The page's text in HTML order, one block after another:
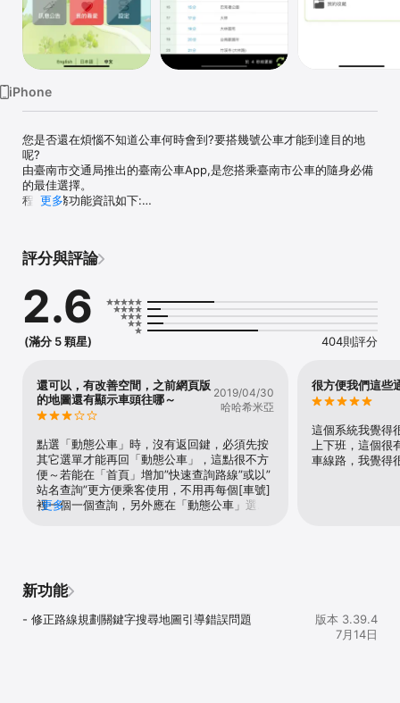
iPhone
您是否還在煩惱不知道公車何時會到?要搭幾號公車才能到達目的地
呢?
由臺南市交通局推出的臺南公車App,是您搭乘臺南市公車的隨身必備
的最佳選擇。
程式服務功能資訊如下:
4. 提供公車行前規劃功能,依照您目前GPS所在位置提供最佳的搭乘建
5. 提供景點查詢,公車旅遊最便利
6. 結合Google地圖,標示站牌位置.
公車資料來源:臺南市交通局
程式服務所須之存取權如下：
資料
2. 藍牙連線資訊：即時位置訊息(iBeacon)功能需設備藍牙裝置使用
權限
3. 相機/相簿：虛擬站牌功能(掃描QRCode後取得資訊)須使用相機進
行掃描
更多
評分與評論
2.6
(滿分 5 顆星) 404則評分
還可以，有改善空間，之前網頁版
的地圖還有顯示車頭往哪～
2019/04/30
哈哈希米亞
點選「動態公車」時，沒有返回鍵，必須先按
其它選單才能再回「動態公車」，這點很不方
便～若能在「首頁」增加”快速查詢路線”或以”
站名查詢”更方便乘客使用，不用再每個[車號]
裡一個一個查詢，另外應在「動態公車」選單
更多
很方便我們這些
這個系統我覺得
上下班，這個
車線路，我覺得
新功能
- 修正路線規劃關鍵字搜尋地圖引導錯誤問題
版本 3.39.4
7月14日